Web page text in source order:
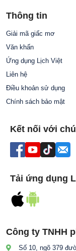
Công ty TNHH
Số 10, ngõ 379
Thông tin
Giải mã giấc mơ
Văn khấn
Ứng dụng Lịch Việt
Liên hệ
Điều khoản sử dụng
Chính sách bảo mật
Kết nối với
Tải ứng dụng